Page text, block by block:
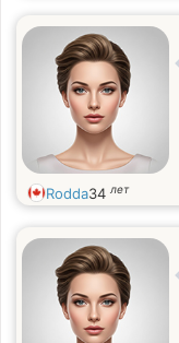
Rodda34 лет